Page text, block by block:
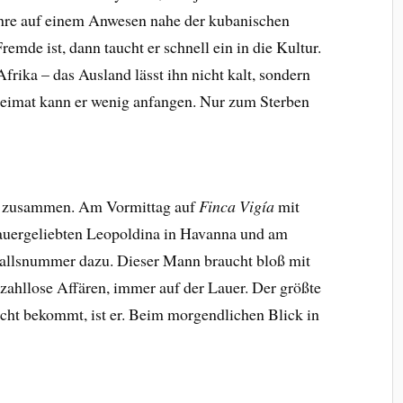
auf einem Anwesen nahe der kubanischen
ist, dann taucht er schnell ein in die Kultur.
– das Ausland lässt ihn nicht kalt, sondern
kann er wenig anfangen. Nur zum Sterben
Am Vormittag aufFinca Vigíamit
Leopoldina in Havanna und am
dazu. Dieser Mann braucht bloß mit
Affären, immer auf der Lauer. Der größte
bekommt, ist er. Beim morgendlichen Blick in